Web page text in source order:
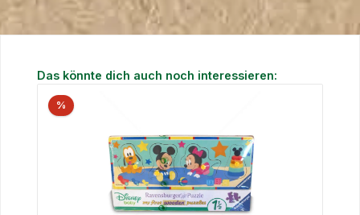
Produktgalerie überspringen
Das könnte dich auch noch interessieren:
%